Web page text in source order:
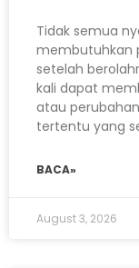
Tidak semua
membutuhkan
setelah
kali dapat
atau
tertentu yang
BACA»
August 3, 2026